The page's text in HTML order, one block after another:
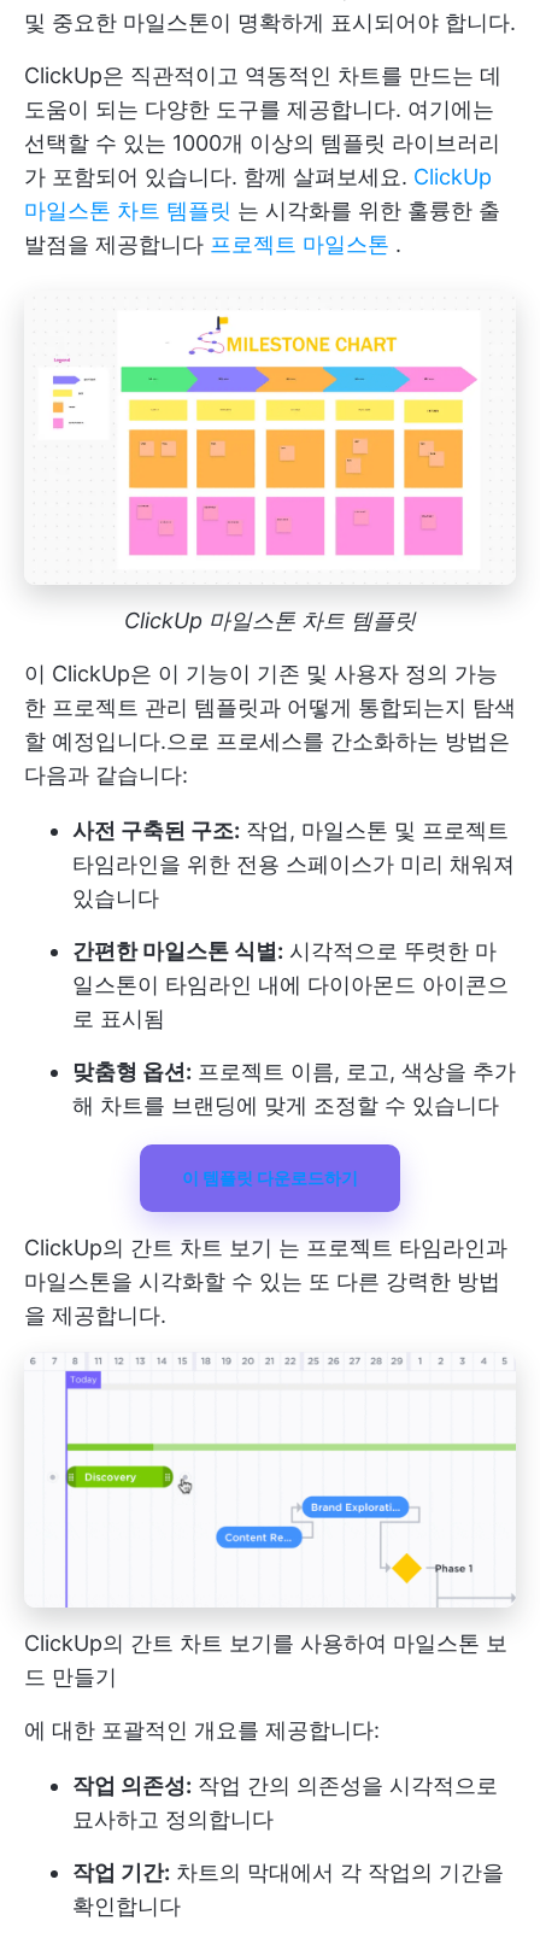
및 중요한 마일스톤이 명확하게 표시되어야 합니다.
ClickUp은 직관적이고 역동적인 차트를 만드는 데
도움이 되는 다양한 도구를 제공합니다. 여기에는
선택할 수 있는 1000개 이상의 템플릿 라이브러리
가 포함되어 있습니다. 함께 살펴보세요. ClickUp
마일스톤 차트 템플릿 는 시각화를 위한 훌륭한 출
발점을 제공합니다 프로젝트 마일스톤 .
ClickUp 마일스톤 차트 템플릿
이 ClickUp은 이 기능이 기존 및 사용자 정의 가능
한 프로젝트 관리 템플릿과 어떻게 통합되는지 탐색
할 예정입니다.으로 프로세스를 간소화하는 방법은
다음과 같습니다:
사전 구축된 구조: 작업, 마일스톤 및 프로젝트
타임라인을 위한 전용 스페이스가 미리 채워져
있습니다
간편한 마일스톤 식별: 시각적으로 뚜렷한 마
일스톤이 타임라인 내에 다이아몬드 아이콘으
로 표시됨
맞춤형 옵션: 프로젝트 이름, 로고, 색상을 추가
해 차트를 브랜딩에 맞게 조정할 수 있습니다
이 템플릿 다운로드하기
ClickUp의 간트 차트 보기 는 프로젝트 타임라인과
마일스톤을 시각화할 수 있는 또 다른 강력한 방법
을 제공합니다.
ClickUp의 간트 차트 보기를 사용하여 마일스톤 보
드 만들기
에 대한 포괄적인 개요를 제공합니다:
작업 의존성: 작업 간의 의존성을 시각적으로
묘사하고 정의합니다
작업 기간: 차트의 막대에서 각 작업의 기간을
확인합니다